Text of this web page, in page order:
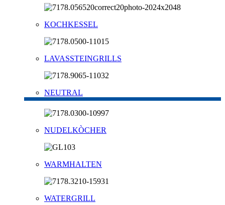
KOCHKESSEL
LAVASSTEINGRILLS
NEUTRAL
NUDELKÒCHER
WARMHALTEN
WATERGRILL